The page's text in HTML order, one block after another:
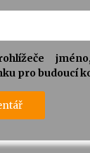
pro budoucí